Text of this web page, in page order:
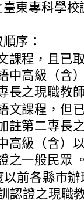
東專科學
序：
課程，且已
中高級（含
長之現職教
文課程，但
註第二專長
高級（含）
之一般民眾
以前各縣市
認證之現職